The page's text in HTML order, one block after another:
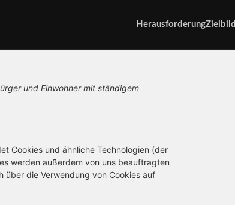
HerausforderungZielbild
und Einwohner mit ständigem
Cookies und ähnliche Technologien (der
werden außerdem von uns beauftragten
die Verwendung von Cookies auf